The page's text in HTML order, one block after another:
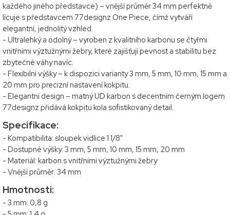
každého jiného představce) – vnější průměr 34 mm perfektně
lícuje s představcem 77designz One Piece, čímž vytváří
elegantní, jednolitý vzhled.
- Ultralehký a odolný – vyroben z kvalitního karbonu se čtyřmi
vnitřními výztužnými žebry, které zajišťují pevnost a stabilitu bez
zbytečné váhy navíc.
- Flexibilní výšky – k dispozici varianty 3 mm, 5 mm, 10 mm, 15 mm a
20 mm pro precizní nastavení kokpitu.
- Elegantní design – matný UD karbon s decentním černým logem
77designz přidává kokpitu kola sofistikovaný detail.
Specifikace:
- Kompatibilita: sloupek vidlice 1 1/8"
- Dostupné výšky: 3 mm, 5 mm, 10 mm, 15 mm, 20 mm
- Materiál: karbon s vnitřními výztužnými žebry
- Vnější průměr: 34 mm
Hmotnosti:
- 3 mm: 0,8 g